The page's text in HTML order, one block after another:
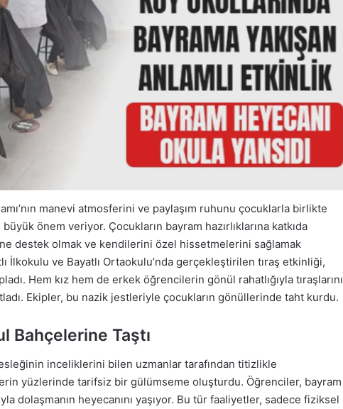
manevi atmosferini ve paylaşım ruhunu çocuklarla birlikte
önem veriyor. Çocukların bayram hazırlıklarına katkıda
destek olmak ve kendilerini özel hissetmelerini sağlamak
İlkokulu ve Bayatlı Ortaokulu’nda gerçekleştirilen tıraş etkinliği,
Hem kız hem de erkek öğrencilerin gönül rahatlığıyla tıraşlarını
Ekipler, bu nazik jestleriyle çocukların gönüllerinde taht kurdu.
Bahçelerine Taştı
inceliklerini bilen uzmanlar tarafından titizlikle
yüzlerinde tarifsiz bir gülümseme oluşturdu. Öğrenciler, bayram
dolaşmanın heyecanını yaşıyor. Bu tür faaliyetler, sadece fiziksel